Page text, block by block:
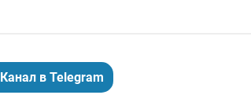
Канал в Telegram